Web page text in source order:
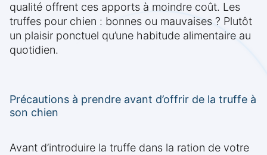
qualité offrent ces apports à moindre coût. Les
truffes pour chien : bonnes ou mauvaises ? Plutôt
un plaisir ponctuel qu’une habitude alimentaire au
quotidien.
Précautions à prendre avant d’offrir de la truffe à
son chien
Avant d’introduire la truffe dans la ration de votre